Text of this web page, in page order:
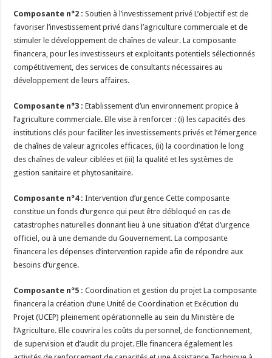
Composante n°2 : Soutien à l’investissement privé L’objectif est de
favoriser l’investissement privé dans l’agriculture commerciale et de
stimuler le développement de chaînes de valeur. La composante
financera, pour les investisseurs et exploitants potentiels sélectionnés
compétitivement, des services de consultants nécessaires au
développement de leurs affaires.
Composante n°3 : Etablissement d’un environnement propice à
l’agriculture commerciale. Elle vise à renforcer : (i) les capacités des
institutions clés pour faciliter les investissements privés et l’émergence
de chaînes de valeur agricoles efficaces, (ii) la coordination le long
des chaînes de valeur ciblées et (iii) la qualité et les systèmes de
gestion sanitaire et phytosanitaire.
Composante n°4 : Intervention d’urgence Cette composante
constitue un fonds d’urgence qui peut être débloqué en cas de
catastrophes naturelles donnant lieu à une situation d’état d’urgence
officiel, ou à une demande du Gouvernement. La composante
financera les dépenses d’intervention rapide afin de répondre aux
besoins d’urgence.
Composante n°5 : Coordination et gestion du projet La composante
financera la création d’une Unité de Coordination et Exécution du
Projet (UCEP) pleinement opérationnelle au sein du Ministère de
l’Agriculture. Elle couvrira les coûts du personnel, de fonctionnement,
de supervision et d’audit du projet. Elle financera également les